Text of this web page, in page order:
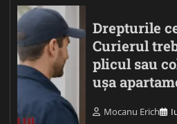
Drepturile
Curierul
plicul sau
ușa
Mocanu Erich